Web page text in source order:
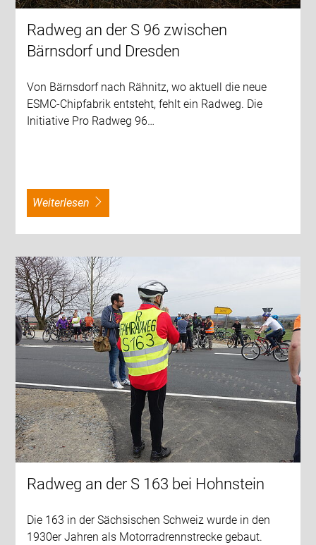
Radweg an der S 96 zwischen
Bärnsdorf und Dresden
Von Bärnsdorf nach Rähnitz, wo aktuell die neue
ESMC-Chipfabrik entsteht, fehlt ein Radweg. Die
Initiative Pro Radweg 96…
weiterlesen
Radweg an der S 163 bei Hohnstein
Die 163 in der Sächsischen Schweiz wurde in den
1930er Jahren als Motorradrennstrecke gebaut.